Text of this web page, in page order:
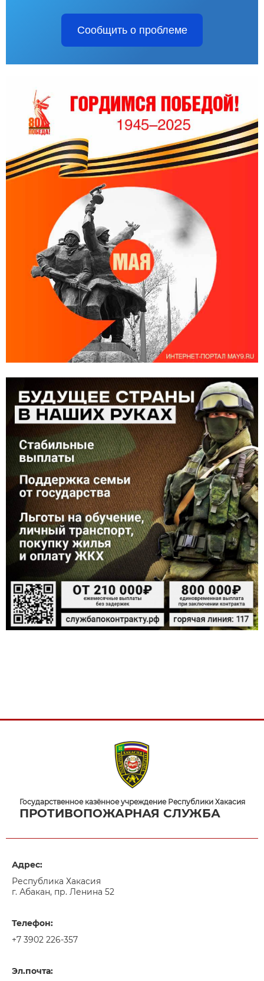
Сообщить о проблеме
Государственное казённое учреждение Республики Хакасия
ПРОТИВОПОЖАРНАЯ СЛУЖБА
Адрес:
Республика Хакасия
г. Абакан, пр. Ленина 52
Телефон:
+7 3902 226-357
Эл.почта: